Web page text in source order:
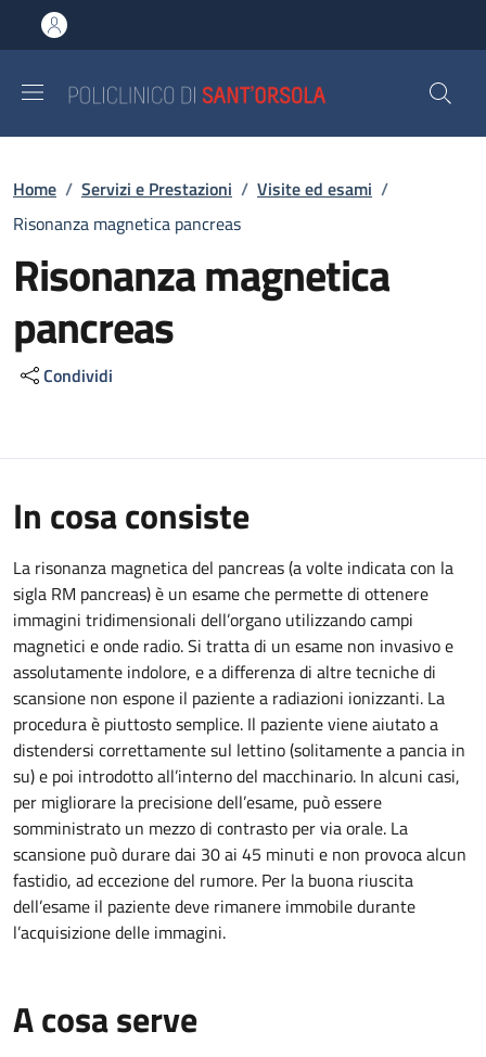
al contenuto principale
to footer content
Briciole di pane
Home / Servizi e Prestazioni / Visite ed esami /
Risonanza magnetica pancreas
Risonanza magnetica
pancreas
Condividi
In cosa consiste
La risonanza magnetica del pancreas (a volte indicata con la
sigla RM pancreas) è un esame che permette di ottenere
immagini tridimensionali dell’organo utilizzando campi
magnetici e onde radio. Si tratta di un esame non invasivo e
assolutamente indolore, e a differenza di altre tecniche di
scansione non espone il paziente a radiazioni ionizzanti. La
procedura è piuttosto semplice. Il paziente viene aiutato a
distendersi correttamente sul lettino (solitamente a pancia in
su) e poi introdotto all’interno del macchinario. In alcuni casi,
per migliorare la precisione dell’esame, può essere
somministrato un mezzo di contrasto per via orale. La
scansione può durare dai 30 ai 45 minuti e non provoca alcun
fastidio, ad eccezione del rumore. Per la buona riuscita
dell’esame il paziente deve rimanere immobile durante
l’acquisizione delle immagini.
A cosa serve